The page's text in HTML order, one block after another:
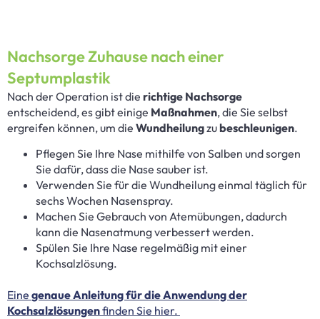
Nachsorge Zuhause nach einer
Septumplastik
Nach der Operation ist die richtige Nachsorge
entscheidend, es gibt einige Maßnahmen, die Sie selbst
ergreifen können, um die Wundheilungzubeschleunigen.
Pflegen Sie Ihre Nase mithilfe von Salben und sorgen
Sie dafür, dass die Nase sauber ist.
Verwenden Sie für die Wundheilung einmal täglich für
sechs Wochen Nasenspray.
Machen Sie Gebrauch von Atemübungen, dadurch
kann die Nasenatmung verbessert werden.
Spülen Sie Ihre Nase regelmäßig mit einer
Kochsalzlösung.
Eine genaue Anleitung für die Anwendung der
Kochsalzlösungenfinden Sie hier.